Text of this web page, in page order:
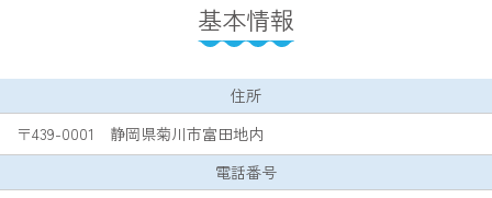
基本情報
住所
〒439-0001 静岡県菊川市富田地内
電話番号